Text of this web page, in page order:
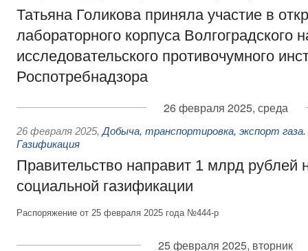
Татьяна Голикова приняла участие в
лабораторного корпуса Волгоградского
исследовательского противочумного
Роспотребнадзора
26 февраля 2025, среда
26 февраля 2025, Добыча, транспортировка, экспорт
Газификация
Правительство направит 1 млрд рублей
социальной газификации
Распоряжение от 25 февраля 2025 года №444-р
25 февраля 2025, вторник